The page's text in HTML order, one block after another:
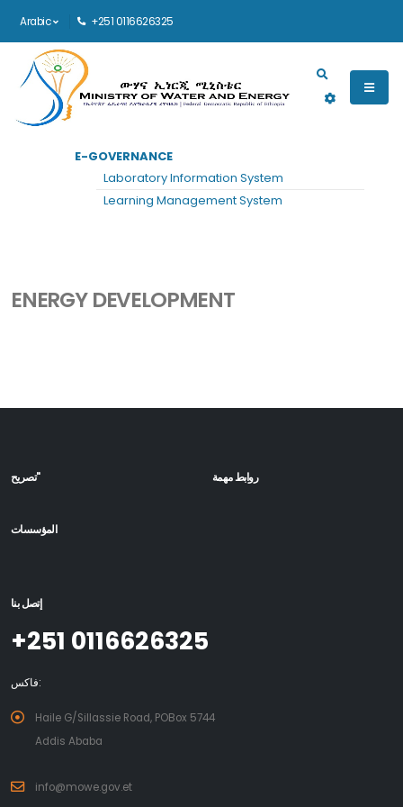
Arabic +251 0116626325
Main navigation
E-GOVERNANCE
Laboratory Information System
Learning Management System
Energy Development
قطاع DETAILS
ENERGY DEVELOPMENT
تصريح" روابط مهمة
المؤسسات
إتصل بنا
+251 0116626325
فاكس:
Haile G/Sillassie Road, POBox 5744
Addis Ababa
info@mowe.gov.et